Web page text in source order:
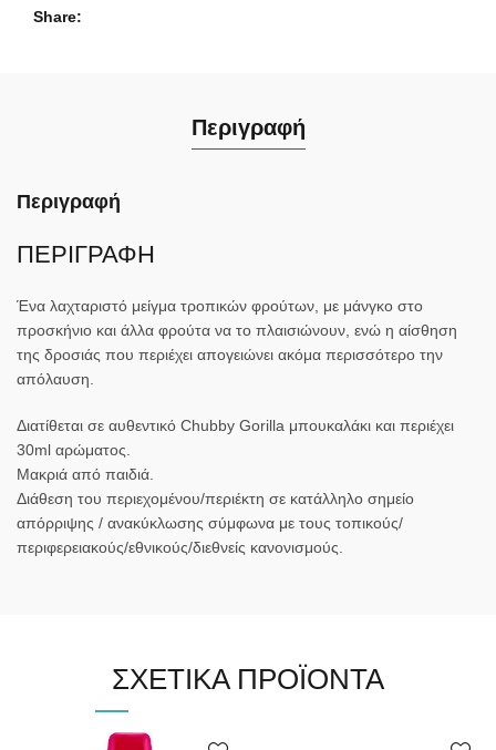
Share
Περιγραφή
Περιγραφή
ΠΕΡΙΓΡΑΦΗ
Ένα λαχταριστό μείγμα τροπικών φρούτων, με μάνγκο στο
προσκήνιο και άλλα φρούτα να το πλαισιώνουν, ενώ η αίσθηση
της δροσιάς που περιέχει απογειώνει ακόμα περισσότερο την
απόλαυση.
Διατίθεται σε αυθεντικό Chubby Gorilla μπουκαλάκι και περιέχει
30ml αρώματος.
Μακριά από παιδιά.
Διάθεση του περιεχομένου/περιέκτη σε κατάλληλο σημείο
απόρριψης / ανακύκλωσης σύμφωνα με τους τοπικούς/
περιφερειακούς/εθνικούς/διεθνείς κανονισμούς.
ΣΧΕΤΙΚΆ ΠΡΟΪΌΝΤΑ